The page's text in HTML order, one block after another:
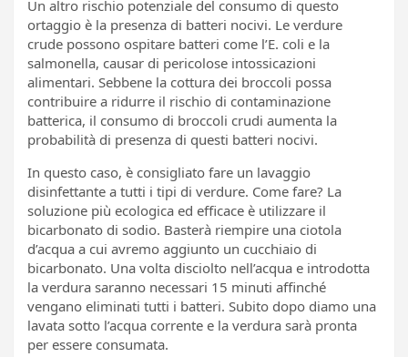
Un altro rischio potenziale del consumo di questo
ortaggio è la presenza di batteri nocivi. Le verdure
crude possono ospitare batteri come l’E. coli e la
salmonella, causar di pericolose intossicazioni
alimentari. Sebbene la cottura dei broccoli possa
contribuire a ridurre il rischio di contaminazione
batterica, il consumo di broccoli crudi aumenta la
probabilità di presenza di questi batteri nocivi.
In questo caso, è consigliato fare un lavaggio
disinfettante a tutti i tipi di verdure. Come fare? La
soluzione più ecologica ed efficace è utilizzare il
bicarbonato di sodio. Basterà riempire una ciotola
d’acqua a cui avremo aggiunto un cucchiaio di
bicarbonato. Una volta disciolto nell’acqua e introdotta
la verdura saranno necessari 15 minuti affinché
vengano eliminati tutti i batteri. Subito dopo diamo una
lavata sotto l’acqua corrente e la verdura sarà pronta
per essere consumata.